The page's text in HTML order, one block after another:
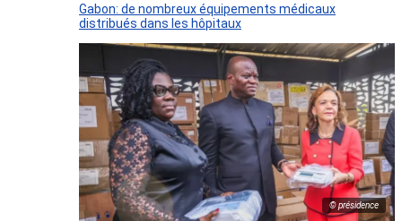
Gabon: de nombreux équipements médicaux
distribués dans les hôpitaux
© présidence